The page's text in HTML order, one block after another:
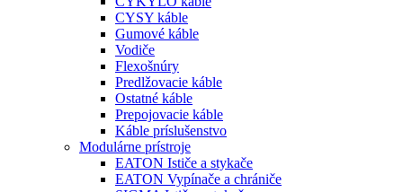
CYSY káble
Gumové káble
Vodiče
Flexošnúry
Predlžovacie káble
Ostatné káble
Prepojovacie káble
Káble príslušenstvo
Modulárne prístroje
EATON Ističe a stykače
EATON Vypínače a chrániče